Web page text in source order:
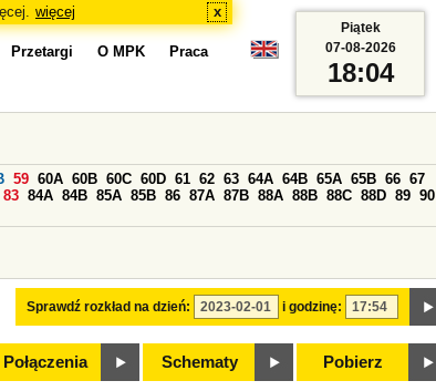
więcej x
Przetargi O MPK Praca
Sprawdź rozkład na dzień: i godzinę:
59 60A 60B 60C 60D 61 62 63 64A 64B 65A 65B 66 67
83 84A 84B 85A 85B 86 87A 87B 88A 88B 88C 88D 89 90
Połączenia Schematy Pobierz
Piątek
07-08-2026
18:04